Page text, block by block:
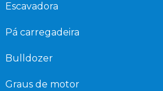
Escavadora
Pá carregadeira
Bulldozer
Graus de motor